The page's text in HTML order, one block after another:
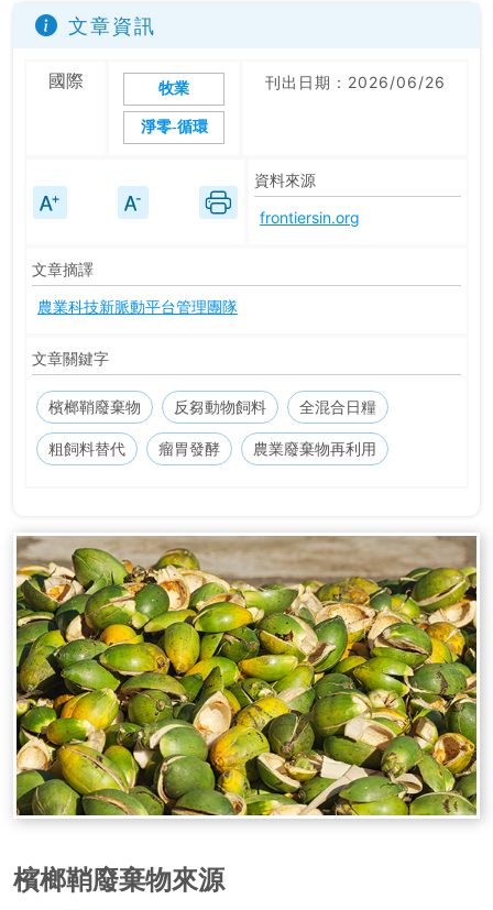
文章資訊
國際 牧業
淨零-循環
刊出日期：2026/06/26
資料來源
frontiersin.org
文章摘譯
農業科技新脈動平台管理團隊
文章關鍵字
檳榔鞘廢棄物 反芻動物飼料 全混合日糧
粗飼料替代 瘤胃發酵 農業廢棄物再利用
檳榔鞘廢棄物來源